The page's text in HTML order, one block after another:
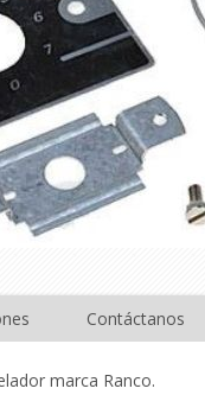
Contáctanos
marca Ranco.